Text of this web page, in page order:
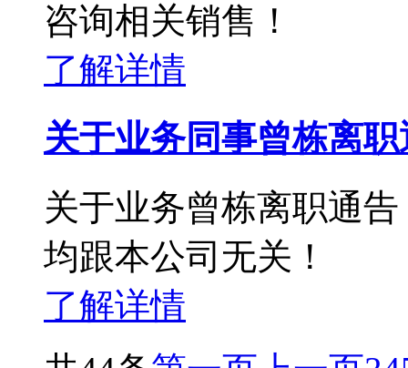
咨询相关销售！
了解详情
关于业务同事曾栋离
关于业务曾栋离职通
均跟本公司无关！
了解详情